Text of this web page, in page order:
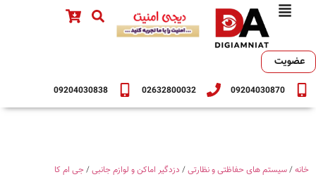
09204030870
02632800032
09204030838
عضویت
خانه/سیستم های حفاظتی و نظارتی/ دزدگیر اماکن و لوازم جانبی/جی ام کا